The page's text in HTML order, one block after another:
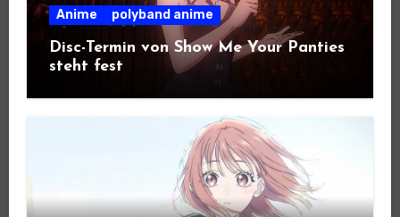
Anime polyband anime
Disc-Termin von Show Me Your Panties
steht fest